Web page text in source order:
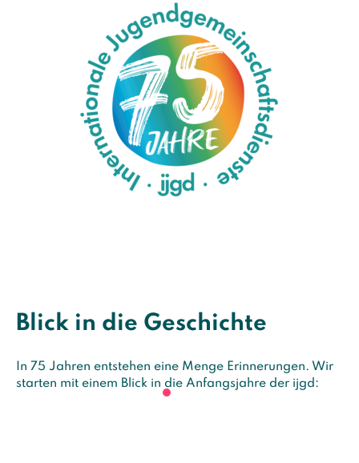
Blick in die Geschichte
In 75 Jahren entstehen eine Menge Erinnerungen. Wir
starten mit einem Blick in die Anfangsjahre der ijgd: